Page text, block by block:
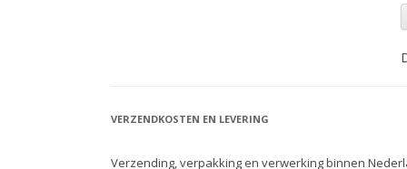
VERZENDKOSTEN EN LEVERING
Verzending, verpakking en verwerking binnen